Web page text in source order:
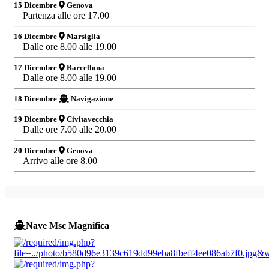
15 Dicembre Genova
Partenza alle ore 17.00
16 Dicembre Marsiglia
Dalle ore 8.00 alle 19.00
17 Dicembre Barcellona
Dalle ore 8.00 alle 19.00
18 Dicembre Navigazione
19 Dicembre Civitavecchia
Dalle ore 7.00 alle 20.00
20 Dicembre Genova
Arrivo alle ore 8.00
Nave Msc Magnifica